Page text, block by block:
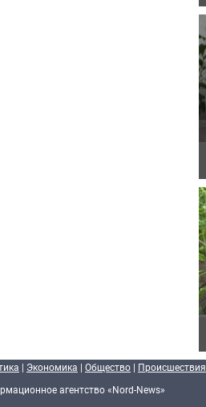
| Экономика | Общество | Происшествия
агентство «Nord-News»